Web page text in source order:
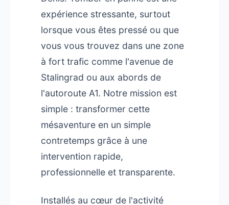
expérience stressante, surtout
lorsque vous êtes pressé ou que
vous vous trouvez dans une zone
à fort trafic comme l'avenue de
Stalingrad ou aux abords de
l'autoroute A1. Notre mission est
simple : transformer cette
mésaventure en un simple
contretemps grâce à une
intervention rapide,
professionnelle et transparente.
Installés au cœur de l'activité